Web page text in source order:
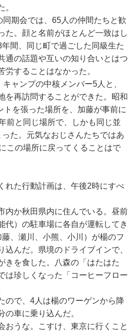
。
期会では、65人の仲間たちと歓
た。顔と名前がほとんど一致はし
間、同じ町で過ごした同級生た
通の話題や互いの知り合いとはつ
労することはなかった。
ャンプの中核メンバー5人と、
を再訪問することができた。昭和
トを張った場所を、加藤が事前に
前と同じ場所で、しかも同じ並
た。元気なおじさんたちではあ
この場所に戻ってくることはで
れた行動計画は、午後2時にすべ
内か秋田県内に住んでいる。昼前
代）の駐車場に各自が運転してき
、瀬川、小熊、小川）が楊のフ
込んだ。県境のドライブインで、
きを食した。八森の「はたはた
は珍しくなった「コーヒーフロー
で、4人は楊のワーゲンから降
の車に乗り込んだ。
うな。こすけ、東京に行くこと